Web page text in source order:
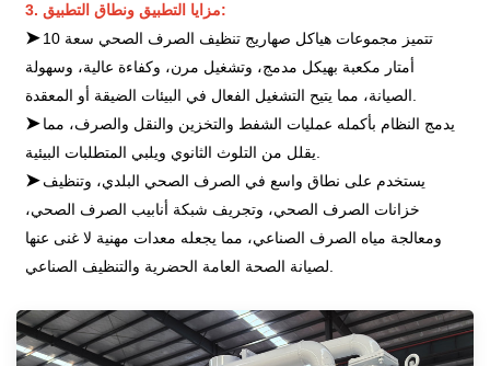
3. مزايا التطبيق ونطاق التطبيق:
➤تتميز مجموعات هياكل صهاريج تنظيف الصرف الصحي سعة 10
أمتار مكعبة بهيكل مدمج، وتشغيل مرن، وكفاءة عالية، وسهولة
➤يدمج النظام بأكمله عمليات الشفط والتخزين والنقل والصرف، مما
➤يستخدم على نطاق واسع في الصرف الصحي البلدي، وتنظيف
خزانات الصرف الصحي، وتجريف شبكة أنابيب الصرف الصحي،
ومعالجة مياه الصرف الصناعي، مما يجعله معدات مهنية لا غنى عنها